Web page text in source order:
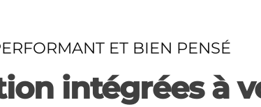
ET BIEN PENSÉ
intégrées à